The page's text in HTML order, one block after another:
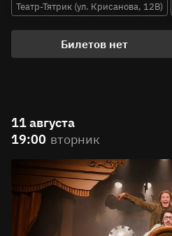
Театр-Тятрик (ул. Крисанова, 12В)
Билетов нет
11 августа
19:00 вторник